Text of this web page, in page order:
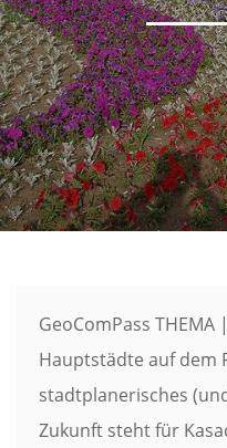
GeoComPass
Hauptstädte auf dem
stadtplanerisches
Zukunft steht für